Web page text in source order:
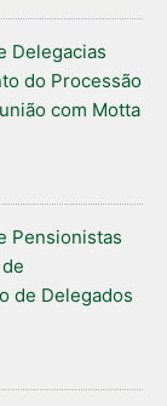
Delegacias
do Processão
com Motta
Pensionistas
de Delegados